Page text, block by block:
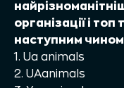
організації і
наступним
1. Ua animals
2. UAanimals